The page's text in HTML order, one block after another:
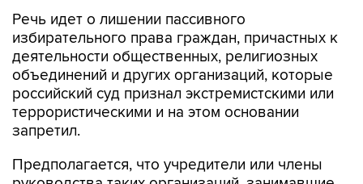
Речь идет о лишении пассивного
избирательного права граждан, причастных к
деятельности общественных, религиозных
объединений и других организаций, которые
российский суд признал экстремистскими или
террористическими и на этом основании
запретил.
Предполагается, что учредители или члены